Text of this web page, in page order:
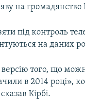
на громадянство
під контроль
на даних
версію того, що
в 2014 році»,
Кірбі.